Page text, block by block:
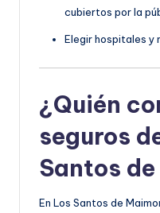
cubiertos por la
Elegir hospitales y
¿Quién
seguros
Santos
En Los Santos de